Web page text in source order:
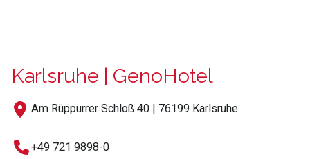
Karlsruhe | GenoHotel
Am Rüppurrer Schloß 40 | 76199 Karlsruhe
+49 721 9898-0